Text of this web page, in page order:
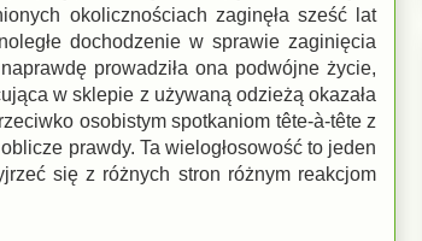
okolicznościach zaginęła sześć lat
dochodzenie w sprawie zaginięcia
prowadziła ona podwójne życie,
w sklepie z używaną odzieżą okazała
osobistym spotkaniom tête-à-tête z
prawdy. Ta wielogłosowość to jeden
się z różnych stron różnym reakcjom